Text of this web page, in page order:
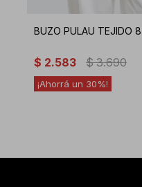
BUZO PULAU TEJIDO
$ 2.583 $ 3.690
30